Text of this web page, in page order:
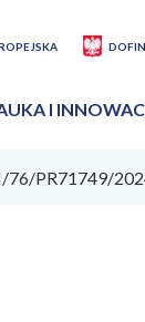
I
PR71749/